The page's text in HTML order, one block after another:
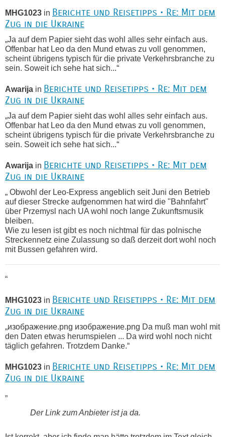
MHG1023 in Berichte und Reisetipps • Re: Mit dem
Zug in die Ukraine
„Ja auf dem Papier sieht das wohl alles sehr einfach aus.
Offenbar hat Leo da den Mund etwas zu voll genommen,
scheint übrigens typisch für die private Verkehrsbranche zu
sein. Soweit ich sehe hat sich...“
Awarija in Berichte und Reisetipps • Re: Mit dem
Zug in die Ukraine
„Ja auf dem Papier sieht das wohl alles sehr einfach aus.
Offenbar hat Leo da den Mund etwas zu voll genommen,
scheint übrigens typisch für die private Verkehrsbranche zu
sein. Soweit ich sehe hat sich...“
Awarija in Berichte und Reisetipps • Re: Mit dem
Zug in die Ukraine
„ Obwohl der Leo-Express angeblich seit Juni den Betrieb
auf dieser Strecke aufgenommen hat wird die "Bahnfahrt"
über Przemysl nach UA wohl noch lange Zukunftsmusik
bleiben.
Wie zu lesen ist gibt es noch nichtmal für das polnische
Streckennetz eine Zulassung so daß derzeit dort wohl noch
mit Bussen gefahren wird.
“
MHG1023 in Berichte und Reisetipps • Re: Mit dem
Zug in die Ukraine
„изображение.png изображение.png Da muß man wohl mit
den Daten etwas herumspielen ... Da wird wohl noch nicht
täglich gefahren. Trotzdem Danke.“
MHG1023 in Berichte und Reisetipps • Re: Mit dem
Zug in die Ukraine
„
Der Link zum Anbieter ist ja da.